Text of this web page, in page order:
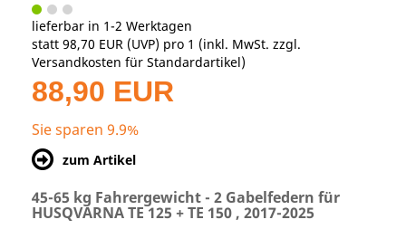
lieferbar in 1-2 Werktagen
statt 98,70 EUR (UVP) pro 1 (inkl. MwSt. zzgl.
Versandkosten für Standardartikel)
88,90 EUR
Sie sparen 9.9%
zum Artikel
45-65 kg Fahrergewicht - 2 Gabelfedern für
HUSQVARNA TE 125 + TE 150 , 2017-2025